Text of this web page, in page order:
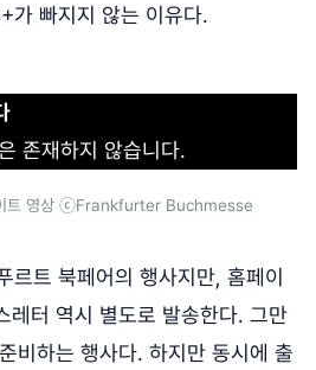
가 빠지지 않는 이유다.
존재하지 않습니다.
트 영상 ⓒFrankfurter Buchmesse
트 북페어의 행사지만, 홈페이
레터 역시 별도로 발송한다. 그만
비하는 행사다. 하지만 동시에 출